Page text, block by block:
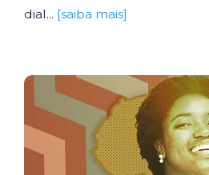
dial... [saiba mais]